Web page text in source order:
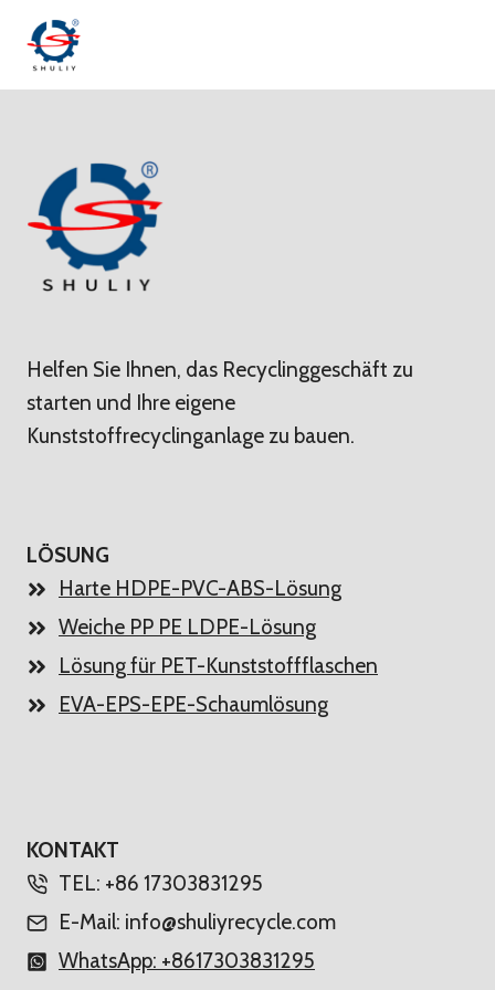
Inhalt
Helfen Sie Ihnen, das Recyclinggeschäft zu
starten und Ihre eigene
Kunststoffrecyclinganlage zu bauen.
LÖSUNG
Harte HDPE-PVC-ABS-Lösung
Weiche PP PE LDPE-Lösung
Lösung für PET-Kunststoffflaschen
EVA-EPS-EPE-Schaumlösung
KONTAKT
TEL: +86 17303831295
E-Mail: info@shuliyrecycle.com
WhatsApp: +8617303831295